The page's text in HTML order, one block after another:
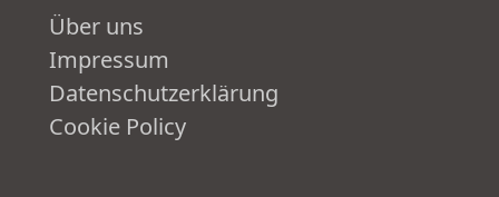
Über uns
Impressum
Datenschutzerklärung
Cookie Policy